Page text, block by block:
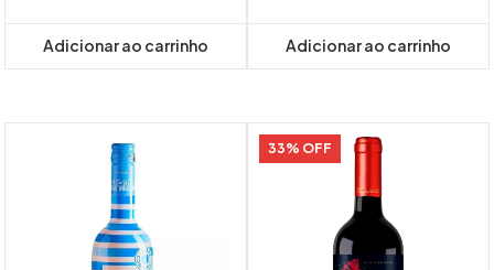
Adicionar ao carrinho Adicionar ao carrinho
33% OFF